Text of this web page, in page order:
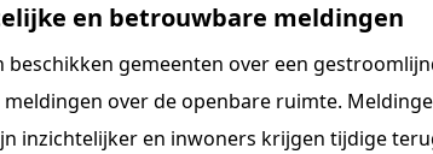
en betrouwbare meldingen
beschikken gemeenten over een
meldingen over de openbare ruimte.
inzichtelijker en inwoners krijgen tijdige